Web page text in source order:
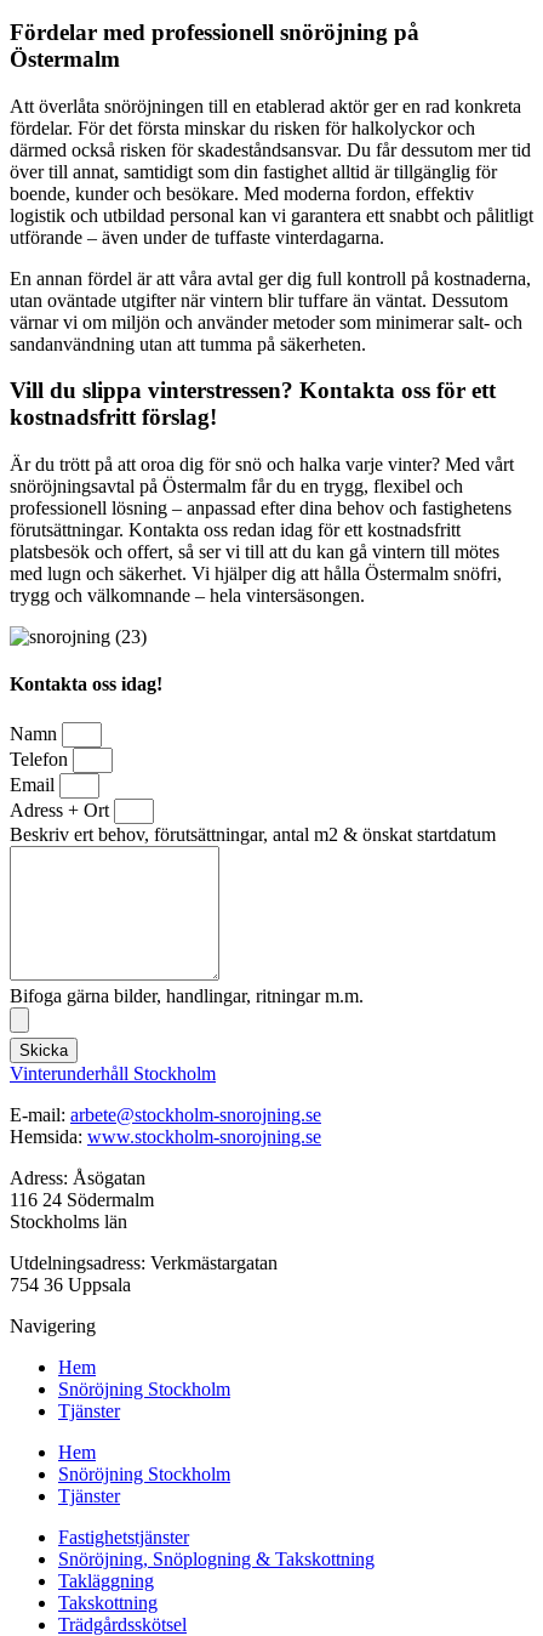
Fördelar med professionell snöröjning på
Östermalm
Att överlåta snöröjningen till en etablerad aktör ger en rad konkreta
fördelar. För det första minskar du risken för halkolyckor och
därmed också risken för skadeståndsansvar. Du får dessutom mer tid
över till annat, samtidigt som din fastighet alltid är tillgänglig för
boende, kunder och besökare. Med moderna fordon, effektiv
logistik och utbildad personal kan vi garantera ett snabbt och pålitligt
utförande – även under de tuffaste vinterdagarna.
En annan fördel är att våra avtal ger dig full kontroll på kostnaderna,
utan oväntade utgifter när vintern blir tuffare än väntat. Dessutom
värnar vi om miljön och använder metoder som minimerar salt- och
sandanvändning utan att tumma på säkerheten.
Vill du slippa vinterstressen? Kontakta oss för ett
kostnadsfritt förslag!
Är du trött på att oroa dig för snö och halka varje vinter? Med vårt
snöröjningsavtal på Östermalm får du en trygg, flexibel och
professionell lösning – anpassad efter dina behov och fastighetens
förutsättningar. Kontakta oss redan idag för ett kostnadsfritt
platsbesök och offert, så ser vi till att du kan gå vintern till mötes
med lugn och säkerhet. Vi hjälper dig att hålla Östermalm snöfri,
trygg och välkomnande – hela vintersäsongen.
Kontakta oss idag!
Namn
Telefon
Email
Adress + Ort
Beskriv ert behov, förutsättningar, antal m2 & önskat startdatum
Bifoga gärna bilder, handlingar, ritningar m.m.
Skicka
Vinterunderhåll Stockholm
E-mail: arbete@stockholm-snorojning.se
Hemsida: www.stockholm-snorojning.se
Adress: Åsögatan
116 24 Södermalm
Stockholms län
Utdelningsadress: Verkmästargatan
754 36 Uppsala
Navigering
Hem
Snöröjning Stockholm
Tjänster
Hem
Snöröjning Stockholm
Tjänster
Fastighetstjänster
Snöröjning, Snöplogning & Takskottning
Takläggning
Takskottning
Trädgårdsskötsel